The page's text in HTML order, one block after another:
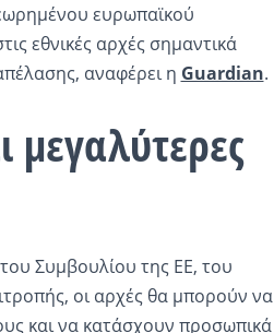
ευρωπαϊκού
εθνικές αρχές σημαντικά
αναφέρει η Guardian.
μεγαλύτερες
Συμβουλίου της ΕΕ, του
οι αρχές θα μπορούν να
και να κατάσχουν προσωπικά